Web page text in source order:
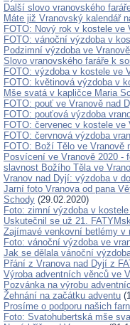
Další slovo vranovského
Máte již Vranovský kalendář
FOTO: Nový rok v kostele ve
FOTO: vánoční výzdoba v
Podzimní výzdoba ve
Slovo vranovského faráře k
FOTO: výzdoba v kostele ve
FOTO: květinová výzdoba v
Mše svatá v kapličce Maria
FOTO: pouť ve Vranově nad
FOTO: pouťová výzdoba
FOTO: červenec v kostele ve
FOTO: červnová výzdoba
FOTO: Boží Tělo ve Vranově
Posvícení ve Vranově 2020 -
slavnost Božího Těla ve
Vranov nad Dyjí: výzdoba v
Jarní foto Vranova od pana
Schody (29.02.2020)
Foto: zimní výzdoba v
Uskutečnil se už 21.
Zajímavé venkovní betlémy v
Foto: vánoční výzdoba ve
Jak se dělala vánoční
Přání z Vranova nad Dyjí z
Výroba adventních věnců ve
Pozvánka na výrobu
Žehnání na začátku adventu
Prosíme o podporu našich
Foto: Svatohubertská mše